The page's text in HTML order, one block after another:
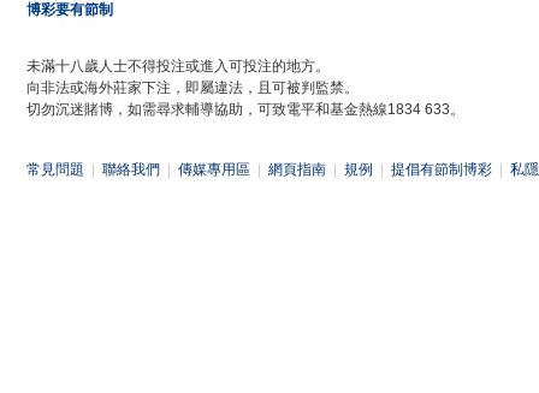
博彩要有節制
未滿十八歲人士不得投注或進入可投注的地方。
向非法或海外莊家下注，即屬違法，且可被判監禁。
切勿沉迷賭博，如需尋求輔導協助，可致電平和基金熱線1834 633。
常見問題 聯絡我們 傳媒專用區 網頁指南 規例 提倡有節制博彩 私